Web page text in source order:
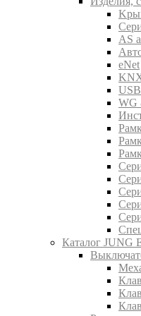
AS
eNet
WG
Каталог JUNG